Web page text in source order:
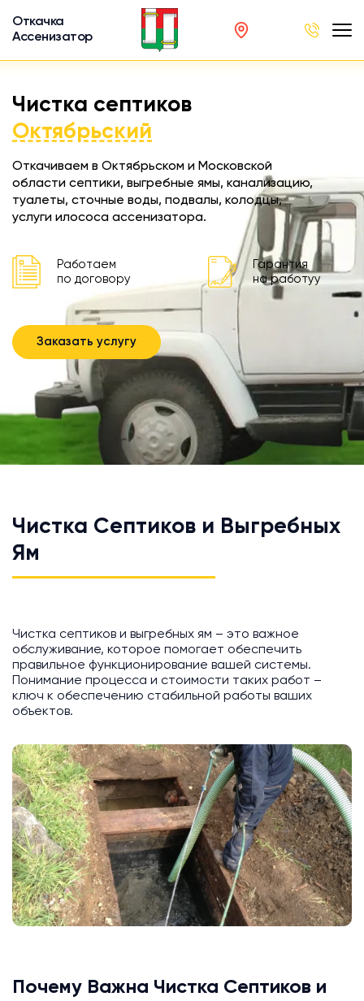
Откачка
Ассенизатор
Чистка септиков
Октябрьский
Откачиваем в Октябрьском и Московской
области септики, выгребные ямы, канализацию,
туалеты, сточные воды, подвалы, колодцы,
услуги илососа ассенизатора.
Работаем
по договору
Гарантия
на работуу
Заказать услугу
Чистка Септиков и Выгребных
Ям
Чистка септиков и выгребных ям – это важное
обслуживание, которое помогает обеспечить
правильное функционирование вашей системы.
Понимание процесса и стоимости таких работ –
ключ к обеспечению стабильной работы ваших
объектов.
Почему Важна Чистка Септиков и